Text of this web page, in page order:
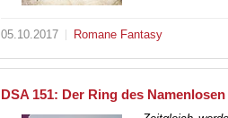
05.10.2017 Romane Fantasy
DSA 151: Der Ring des Namenlosen